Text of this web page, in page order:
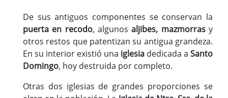
De sus antiguos componentes se conservan la
puerta en recodo, algunosaljibes, mazmorrasy
otros restos que patentizan su antigua grandeza.
En su interior existió una iglesia dedicada a Santo
Domingo, hoy destruida por completo.
Otras dos iglesias de grandes proporciones se